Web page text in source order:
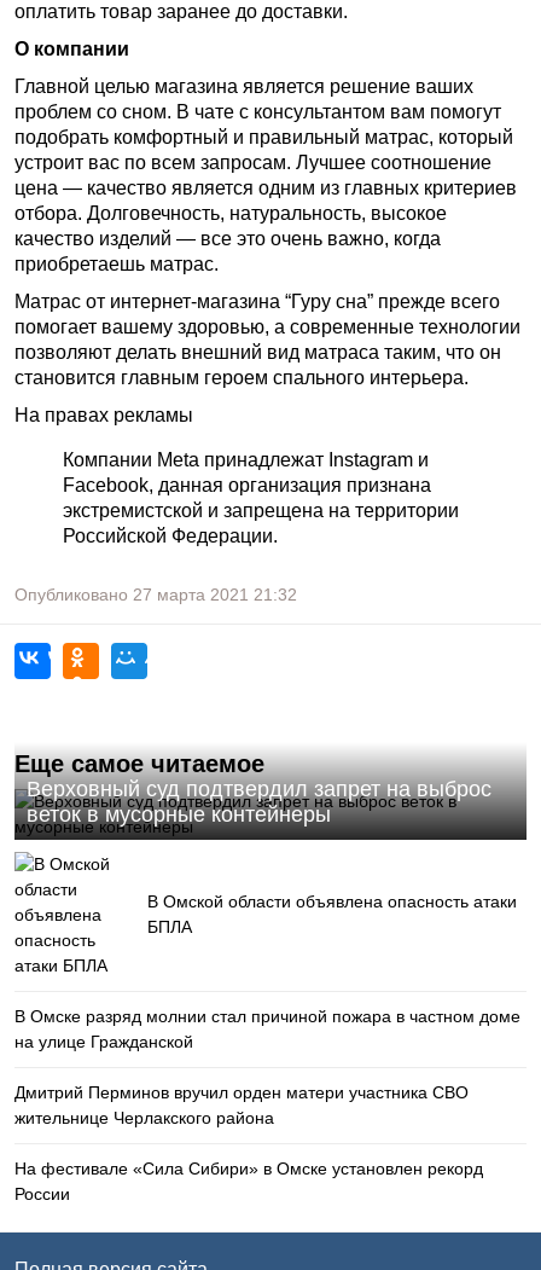
оплатить товар заранее до доставки.
О компании
Главной целью магазина является решение ваших
проблем со сном. В чате с консультантом вам помогут
подобрать комфортный и правильный матрас, который
устроит вас по всем запросам. Лучшее соотношение
цена — качество является одним из главных критериев
отбора. Долговечность, натуральность, высокое
качество изделий — все это очень важно, когда
приобретаешь матрас.
Матрас от интернет-магазина “Гуру сна” прежде всего
помогает вашему здоровью, а современные технологии
позволяют делать внешний вид матраса таким, что он
становится главным героем спального интерьера.
На правах рекламы
Компании Meta принадлежат Instagram и
Facebook, данная организация признана
экстремистской и запрещена на территории
Российской Федерации.
Опубликовано 27 марта 2021 21:32
Еще самое читаемое
Верховный суд подтвердил запрет на выброс
веток в мусорные контейнеры
В Омской области объявлена опасность атаки
БПЛА
В Омске разряд молнии стал причиной пожара в частном доме
на улице Гражданской
Дмитрий Перминов вручил орден матери участника СВО
жительнице Черлакского района
На фестивале «Сила Сибири» в Омске установлен рекорд
России